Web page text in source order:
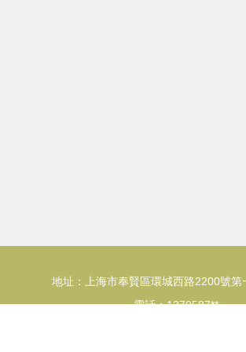
地址：上海市奉賢區環城西路2200號第
電話：1379587**